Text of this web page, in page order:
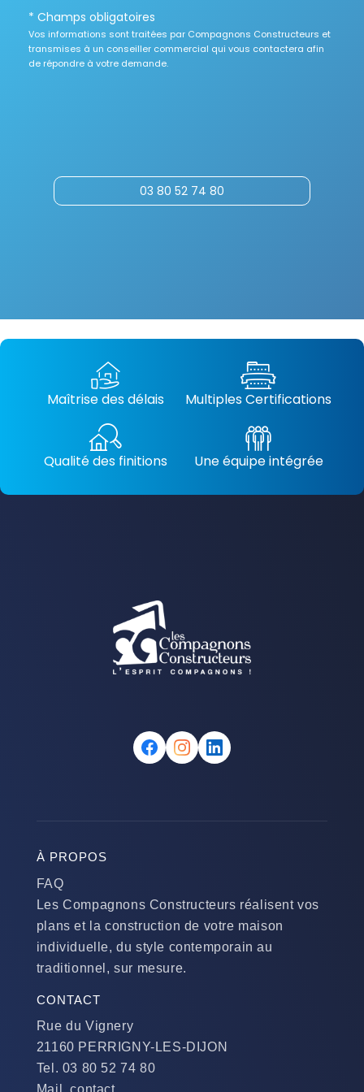
* Champs obligatoires
Vos informations sont traitées par Compagnons Constructeurs et
transmises à un conseiller commercial qui vous contactera afin
de répondre à votre demande.
03 80 52 74 80
Maîtrise des délais Multiples Certifications
Qualité des finitions Une équipe intégrée
À PROPOS
FAQ
Les Compagnons Constructeurs réalisent vos
plans et la construction de votre maison
individuelle, du style contemporain au
traditionnel, sur mesure.
CONTACT
Rue du Vignery
21160 PERRIGNY-LES-DIJON
Tel. 03 80 52 74 80